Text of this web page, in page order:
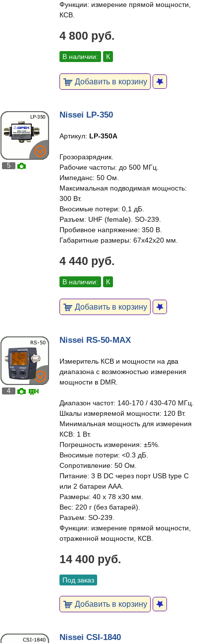
Функции: измерение прямой мощности,
КСВ.
4 800 руб.
В наличии: К
Добавить в корзину
5
Nissei LP-350
Артикул: LP-350A
Грозоразрядник.
Рабочие частоты: до 500 МГц.
Импеданс: 50 Ом.
Максимальная подводимая мощность:
300 Вт.
Вносимые потери: 0,1 дБ.
Разъем: UHF (female). SO-239.
Пробивное напряжение: 350 В.
Габаритные размеры: 67х42х20 мм.
4 440 руб.
В наличии: К
Добавить в корзину
4
Nissei RS-50-MAX
Измеритель КСВ и мощности на два
диапазона с возможностью измерения
мощности в DMR.
Диапазон частот: 140-170 / 430-470 МГц.
Шкалы измеряемой мощности: 120 Вт.
Минимальная мощность для измерения
КСВ: 1 Вт.
Погрешность измерения: ±5%.
Вносимые потери: <0.3 дБ.
Сопротивление: 50 Ом.
Питание: 3 В DC через порт USB type C
или 2 батареи ААА.
Размеры: 40 x 78 x30 мм.
Вес: 220 г (без батарей).
Разъем: SO-239.
Функции: измерение прямой мощности,
отраженной мощности, КСВ.
14 400 руб.
Под заказ
Добавить в корзину
Nissei CSI-1840